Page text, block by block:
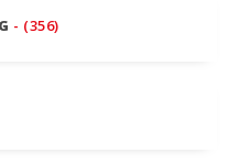
- (356)